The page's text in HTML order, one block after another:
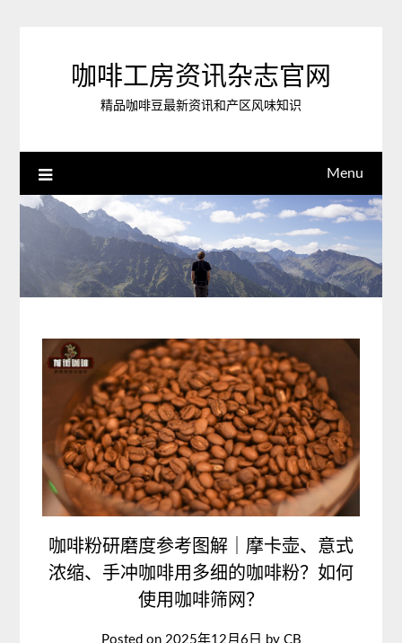
咖啡工房资讯杂志官网
精品咖啡豆最新资讯和产区风味知识
Menu
咖啡粉研磨度参考图解｜摩卡壶、意式
浓缩、手冲咖啡用多细的咖啡粉？如何
使用咖啡筛网？
Posted on 2025年12月6日 by CB